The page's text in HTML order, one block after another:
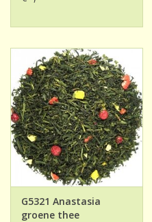
G5321 Anastasia
groene thee